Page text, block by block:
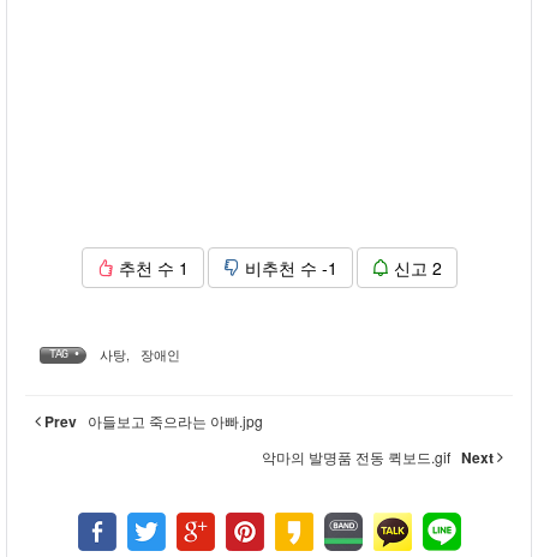
추천 수 1 비추천 수 -1 신고 2
TAG • 사탕, 장애인
Prev 아들보고 죽으라는 아빠.jpg
악마의 발명품 전동 퀵보드.gif Next